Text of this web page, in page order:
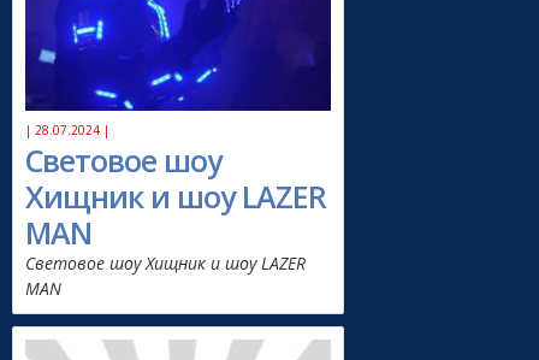
| 28.07.2024 |
Световое шоу
Хищник и шоу LAZER
MAN
Световое шоу Хищник и шоу LAZER
MAN